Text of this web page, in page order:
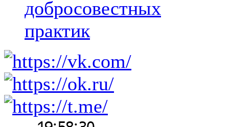
добросовестных
практик